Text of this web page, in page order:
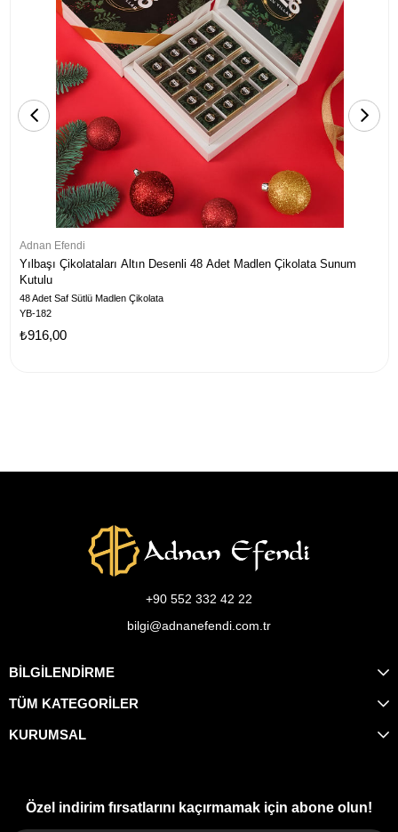
Adnan Efendi
Yılbaşı Çikolataları Altın Desenli 48 Adet Madlen Çikolata Sunum
Kutulu
48 Adet Saf Sütlü Madlen Çikolata
YB-182
₺916,00
+90 552 332 42 22
bilgi@adnanefendi.com.tr
BİLGİLENDİRME
TÜM KATEGORİLER
KURUMSAL
Özel indirim fırsatlarını kaçırmamak için abone olun!